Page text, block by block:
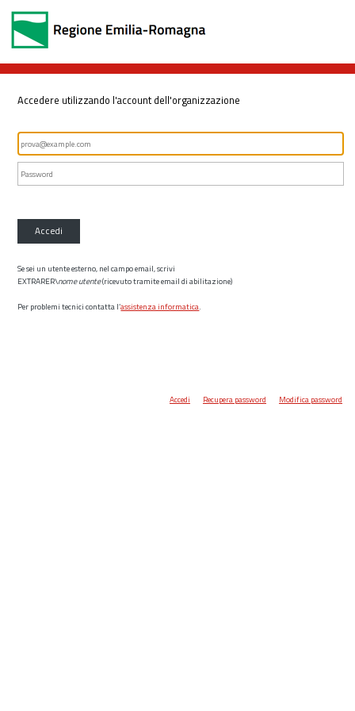
Accedere utilizzando l'account dell'organizzazione
Accedi
Se sei un utente esterno, nel campo email, scrivi
EXTRARER\nome utente(ricevuto tramite email di abilitazione)
Per problemi tecnici contatta l’assistenza informatica.
Accedi Recupera password Modifica password